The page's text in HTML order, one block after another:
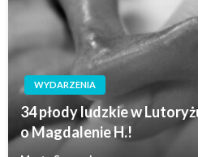
WYDARZENIA
34 płody ludzkie w
o Magdalenie H.!